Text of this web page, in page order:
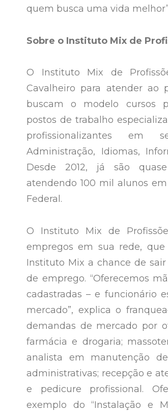
quem busca uma vida
Sobre o Instituto Mix de
O Instituto Mix de
Cavalheiro para atender ao
buscam o modelo cursos
postos de trabalho
profissionalizantes em
Administração, Idiomas,
Desde 2012, já são
atendendo 100 mil alunos
Federal.
O Instituto Mix de
empregos em sua rede,
Instituto Mix a chance de
de emprego. “Oferecemos
cadastradas – e funcionário
mercado”, explica o
demandas de mercado por
farmácia e drogaria;
analista em manutenção
administrativas; recepção e
e pedicure profissional.
exemplo do “Instalação e